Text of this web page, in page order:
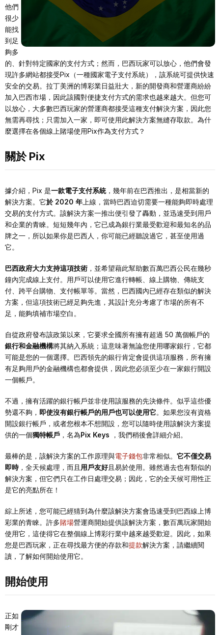
他們
很少
能找
到足
夠多
的、針對特定國家的支付方式；然而，巴西玩家可以放心，他們會發
現許多網站都接受Pix（一種國家電子支付系統），該系統可提供快速
安全的交易。拉丁美洲的博彩業日益壯大，新的開發商和營運商紛紛
加入巴西市場，因此該國對便捷支付方式的需求也越來越大。但您可
以放心，大多數巴西玩家的營運商都接受這種支付解決方案，因此您
無需再尋找；只需加入一家，即可使用此解決方案無縫存取款。為什
麼選擇在各個線上賭場使用Pix作為支付方式？
關於 Pix
據介紹，Pix 是一款電子支付系統，幾年前在巴西推出，是相當新的
解決方案。它於 2020 年 上線，當時巴西迫切需要一種能夠即時處理
交易的支付方式。該解決方案一推出便引發了轟動，並迅速受到用戶
和企業的青睞。短短幾年內，它已成為銀行業最受歡迎和最知名的品
牌之一，所以如果你是巴西人，你可能已經聽說過它，甚至使用過
它。
巴西政府大力支持這項技術 ，並希望藉此幫助數百萬巴西公民在幾秒
鐘內完成線上支付。用戶可以使用它進行轉帳、線上購物、傳統支
付、跨平台購物、支付帳單等。當然，巴西國內已經存在類似的解決
方案，但這項技術已經足夠先進，其設計充分考慮了市場的所有不
足，能夠填補市場空白。
自從政府發布該政策以來，它要求全國所有擁有超過 50 萬個帳戶的
銀行和金融機構將其納入系統；這意味著無論您使用哪家銀行，它都
可能是您的一個選擇。巴西領先的銀行肯定會提供這項服務，所有擁
有足夠用戶的金融機構也都會提供，因此您必須至少在一家銀行開設
一個帳戶。
不過，擁有活躍的銀行帳戶並非使用該服務的先決條件。似乎這些優
勢還不夠， 即使沒有銀行帳戶的用戶也可以使用它。如果您沒有資格
開設銀行帳戶，或者您根本不想開設，您可以隨時使用該解決方案提
供的一個獨特帳戶 ，名為Pix Keys ，我們稍後會詳細介紹。
最棒的是，該解決方案的工作原理與電子錢包非常相似。 它不僅交易
即時，全天候處理，而且 用戶友好且易於使用。雖然過去也有類似的
解決方案，但它們只在工作日處理交易；因此，它的全天候可用性正
是它的亮點所在！
綜上所述，您可能已經猜到為什麼該解決方案會迅速受到巴西線上博
彩業的青睞。許多賭場營運商開始提供該解決方案，數百萬玩家開始
使用它，這使得它在整個線上博彩行業中越來越受歡迎。因此，如果
您是巴西玩家，正在尋找最方便的存款和提款解決方案，請繼續閱
讀，了解如何開始使用它。
開始使用
正如
剛才